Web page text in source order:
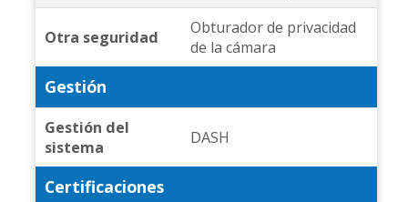
Otra seguridad
Obturador de privacidad
de la cámara
Gestión
Gestión del
sistema
DASH
Certificaciones